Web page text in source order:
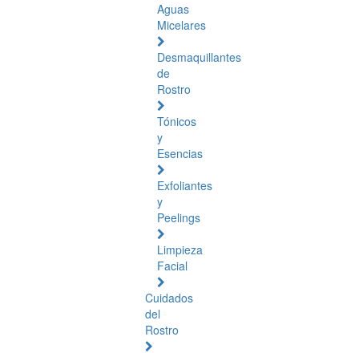
Aguas
Micelares
Desmaquillantes
de
Rostro
Tónicos
y
Esencias
Exfoliantes
y
Peelings
Limpieza
Facial
Cuidados
del
Rostro